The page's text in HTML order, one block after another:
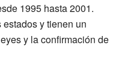
1995 hasta 2001.
y tienen un
y la confirmación de